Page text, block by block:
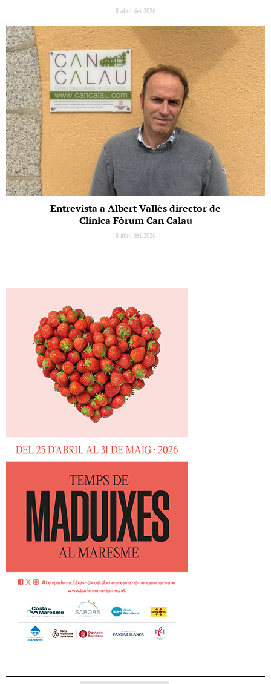
8 abril del 2026
Entrevista a Albert Vallès director de
Clínica Fòrum Can Calau
8 abril del 2026